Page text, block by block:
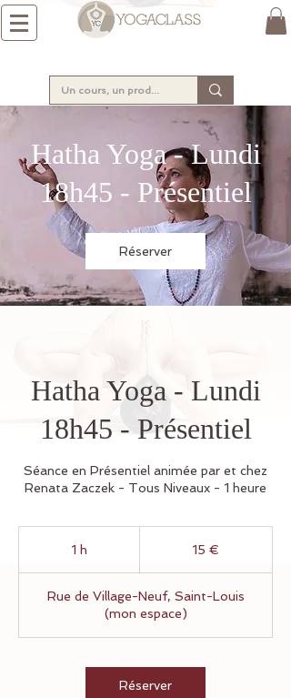
Hatha Yoga - Lundi
18h45 - Présentiel
Réserver
Hatha Yoga - Lundi
18h45 - Présentiel
Séance en Présentiel animée par et chez
Renata Zaczek - Tous Niveaux - 1 heure
1 h 15 €
Rue de Village-Neuf, Saint-Louis
(mon espace)
Réserver